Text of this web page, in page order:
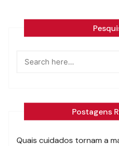
Postagens
Quais cuidados tornam a